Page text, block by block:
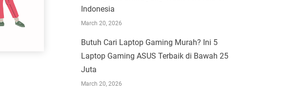
Indonesia
March 20, 2026
Butuh Cari Laptop Gaming Murah? Ini 5
Laptop Gaming ASUS Terbaik di Bawah 25
Juta
March 20, 2026